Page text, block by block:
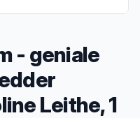
- geniale
Leithe, 1